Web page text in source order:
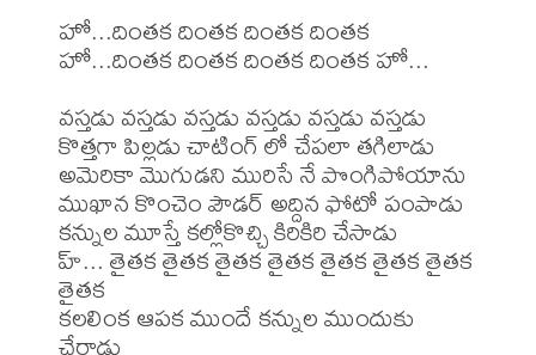
హో...దింతక దింతక దింతక దింతక
హో...దింతక దింతక దింతక దింతక హో...
వస్తడు వస్తడు వస్తడు వస్తడు వస్తడు వస్తడు
కొత్తగా పిల్లడు చాటింగ్ లో చేపలా తగిలాడు
అమెరికా మొగుడని మురిసే నే పొంగిపోయాను
ముఖాన కొంచెం పౌడర్ అద్దిన ఫోటో పంపాడు
కన్నుల మూస్తే కల్లోకొచ్చి కిరికిరి చేసాడు
హ్... తైతక తైతక తైతక తైతక తైతక తైతక తైతక
తైతక
కలలింక ఆపక ముందే కన్నుల ముందుకు